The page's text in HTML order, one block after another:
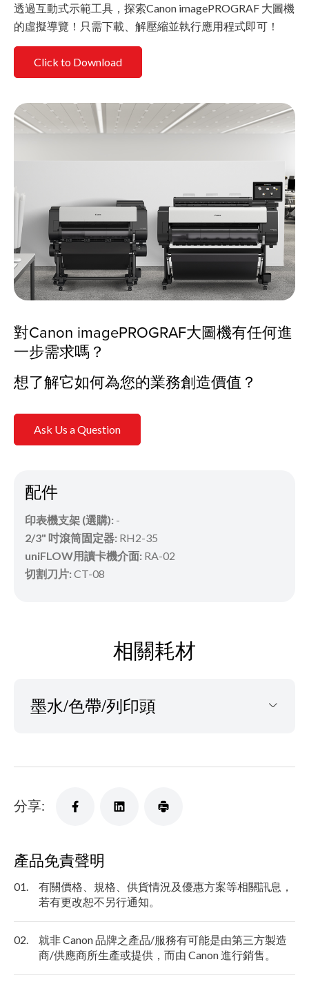
透過互動式示範工具，探索Canon imagePROGRAF 大圖機
的虛擬導覽！只需下載、解壓縮並執行應用程式即可！
Click to Download
對Canon imagePROGRAF大圖機有任何進
一步需求嗎？
想了解它如何為您的業務創造價值？
Ask Us a Question
配件
印表機支架 (選購): -
2/3" 吋滾筒固定器: RH2-35
uniFLOW用讀卡機介面: RA-02
切割刀片:CT-08
相關耗材
墨水/色帶/列印頭
分享:
產品免責聲明
01.
有關價格、規格、供貨情況及優惠方案等相關訊息，
若有更改恕不另行通知。
02.
就非 Canon 品牌之產品/服務有可能是由第三方製造
商/供應商所生產或提供，而由 Canon 進行銷售。